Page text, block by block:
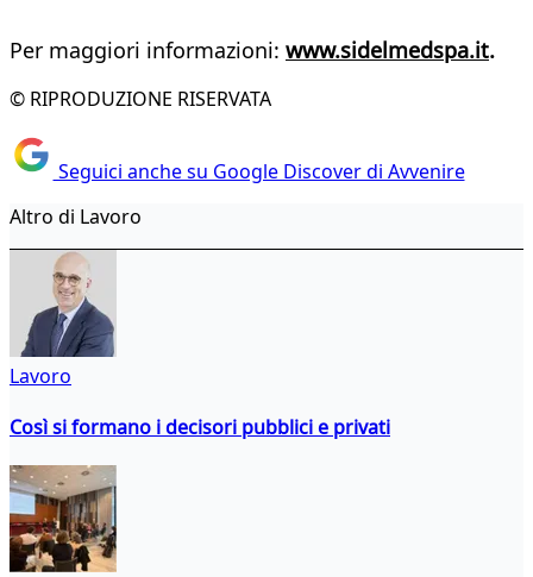
Per maggiori informazioni: www.sidelmedspa.it.
© RIPRODUZIONE RISERVATA
Seguici anche su Google Discover di Avvenire
Altro di Lavoro
Lavoro
Così si formano i decisori pubblici e privati